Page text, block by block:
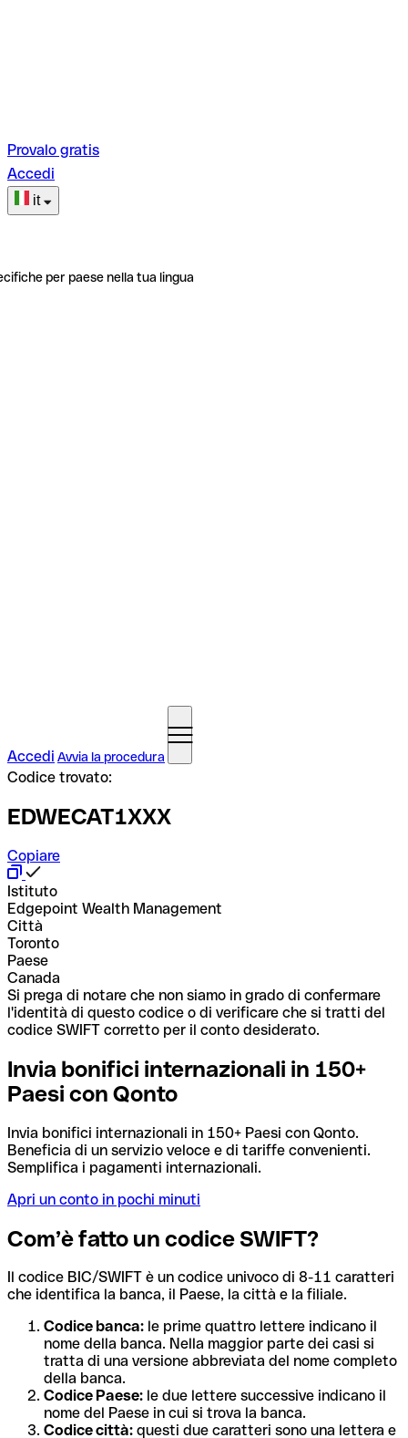
Provalo gratis
Accedi
it
per paese nella tua lingua
Accedi Avvia la procedura
Codice trovato:
EDWECAT1XXX
Copiare
Istituto
Edgepoint Wealth Management
Città
Toronto
Paese
Canada
Si prega di notare che non siamo in grado di confermare
l'identità di questo codice o di verificare che si tratti del
codice SWIFT corretto per il conto desiderato.
Invia bonifici internazionali in 150+
Paesi con Qonto
Invia bonifici internazionali in 150+ Paesi con Qonto.
Beneficia di un servizio veloce e di tariffe convenienti.
Semplifica i pagamenti internazionali.
Apri un conto in pochi minuti
Com’è fatto un codice SWIFT?
Il codice BIC/SWIFT è un codice univoco di 8-11 caratteri
che identifica la banca, il Paese, la città e la filiale.
Codice banca: le prime quattro lettere indicano il
nome della banca. Nella maggior parte dei casi si
tratta di una versione abbreviata del nome completo
della banca.
Codice Paese: le due lettere successive indicano il
nome del Paese in cui si trova la banca.
Codice città: questi due caratteri sono una lettera e